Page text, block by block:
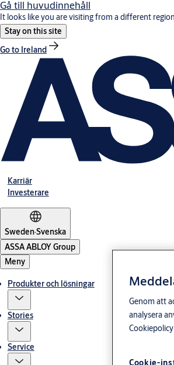
Gå till huvudinnehåll
It looks like you are visiting from a different
Stay on this site
Go to Ireland
Karriär
Investerare
Sweden·Svenska
ASSA ABLOY Group
Meny
Produkter och lösningar
Stories
Service
Genom att
analysera
Cookiepolicy
Cookie-